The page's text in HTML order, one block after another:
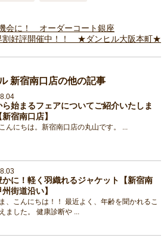
会に！ オーダーコート銀座
割好評開催中！！ ★ダンヒル大阪本町★
新宿南口店の他の記事
ら始まるフェアについてご紹介いたしま
宿南口店】
んにちは。新宿南口店の丸山です。 ...
かに！軽く羽織れるジャケット【新宿南
街道沿い】
、こんにちは！！ 最近よく、年齢を聞かれるこ
ました。 健康診断や ...